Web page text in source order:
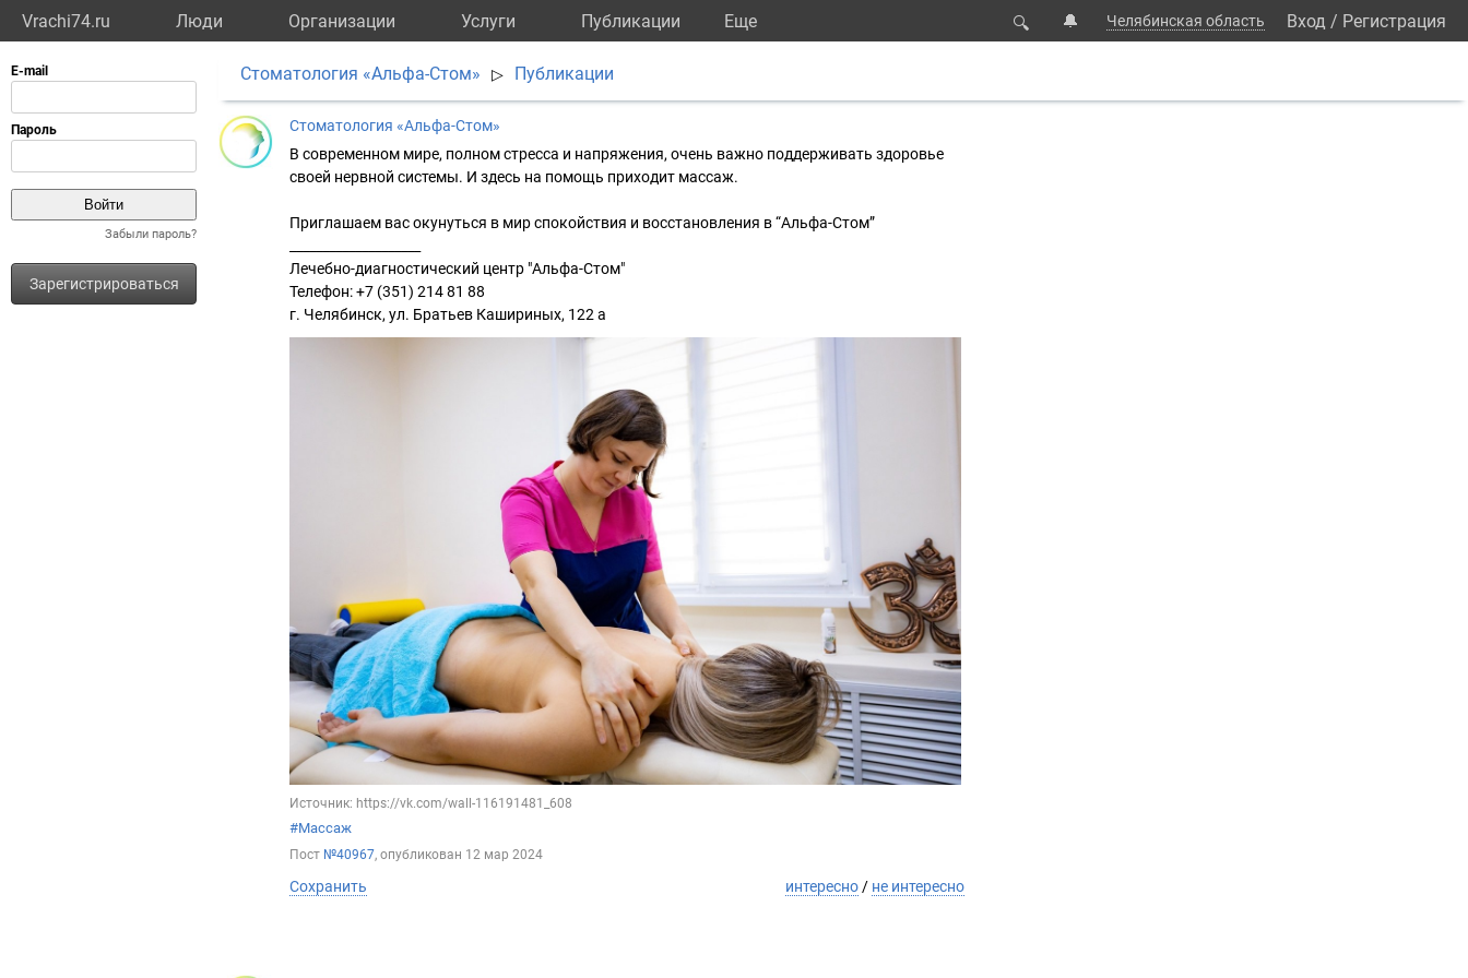
Vrachi74.ru Люди Организации Услуги Публикации Eще 🔍 🔔 Челябинская область Вход / Регистрация
Забыли пароль?
Зарегистрироваться
Стоматология «Альфа-Стом» ▷ Публикации
Стоматология «Альфа-Стом»
В современном мире, полном стресса и напряжения, очень важно поддерживать здоровье
своей нервной системы. И здесь на помощь приходит массаж.
Приглашаем вас окунуться в мир спокойствия и восстановления в “Альфа-Стом”
Лечебно-диагностический центр "Альфа-Стом"
Телефон: +7 (351) 214 81 88
г. Челябинск, ул. Братьев Кашириных, 122 а
Источник: https://vk.com/wall-116191481_608
#Массаж
Пост №40967, опубликован 12 мар 2024
Сохранить интересно / не интересно